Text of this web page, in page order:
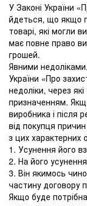
У Законі України
йдеться, що якщо
товарі, які могли
має повне право
грошей.
Явними
України «Про
недоліки, через
призначенням.
виробника і після
від покупця
з цих характерних
1. Усунення його
2. На його
3. Він якимось
частину договору
Якщо буде